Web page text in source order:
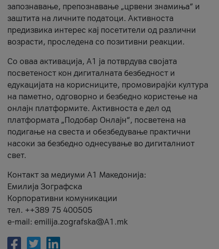
запознавање, препознавање „црвени знамиња“ и
заштита на личните податоци. Активноста
предизвика интерес кај посетители од различни
возрасти, проследена со позитивни реакции.
Со оваа активација, А1 ја потврдува својата
посветеност кон дигиталната безбедност и
едукацијата на корисниците, промовирајќи култура
на паметно, одговорно и безбедно користење на
онлајн платформите. Активноста е дел од
платформата „Подобар Онлајн“, посветена на
подигање на свеста и обезбедување практични
насоки за безбедно однесување во дигиталниот
свет.
Контакт за медиуми А1 Македонија:
Емилија Зографска
Корпоративни комуникации
тел. ++389 75 400505
e-mail: emilija.zografska@A1.mk